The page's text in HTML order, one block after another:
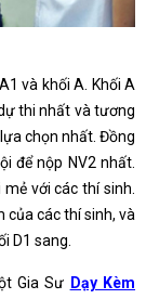
và khối A. Khối A
thi nhất và tương
chọn nhất. Đồng
để nộp NV2 nhất.
với các thí sinh.
của các thí sinh, và
D1 sang.
Gia Sư Dạy Kèm